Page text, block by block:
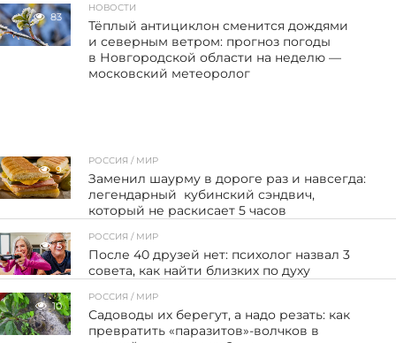
83
НОВОСТИ
Тёплый антициклон сменится дождями
и северным ветром: прогноз погоды
в Новгородской области на неделю —
московский метеоролог
9
РОССИЯ / МИР
Заменил шаурму в дороге раз и навсегда:
легендарный кубинский сэндвич,
который не раскисает 5 часов
5
РОССИЯ / МИР
После 40 друзей нет: психолог назвал 3
совета, как найти близких по духу
10
РОССИЯ / МИР
Садоводы их берегут, а надо резать: как
превратить «паразитов»-волчков в